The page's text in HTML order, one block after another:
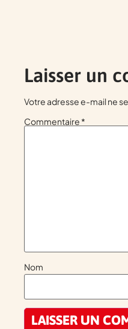
Laisser un
Votre adresse e-mail ne
Commentaire*
Nom